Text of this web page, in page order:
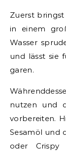
Zuerst
in einem
Wasser
und lässt sie
garen.
nutzen und
vorbereiten.
Sesamöl und
oder